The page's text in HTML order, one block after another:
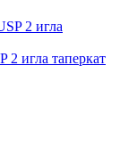
игла таперкат